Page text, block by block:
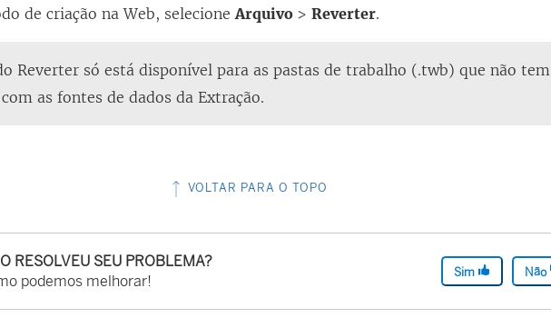
de criação na Web, selecioneArquivo >Reverter.
Reverter só está disponível para as pastas de trabalho (.twb) que não tem
as fontes de dados da Extração.
VOLTAR PARA O TOPO
RESOLVEU SEU PROBLEMA?
podemos melhorar!
Sim Não